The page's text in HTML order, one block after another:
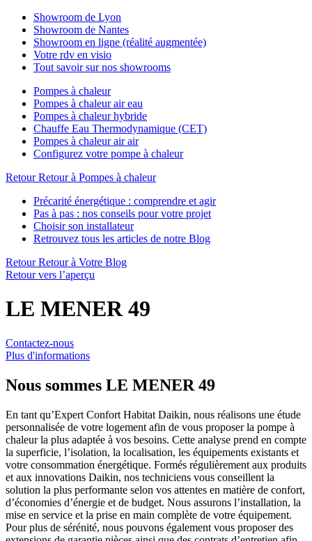
Showroom de Lyon
Showroom de Nantes
Showroom en ligne (réalité augmentée)
Votre rdv en visio
Tout savoir sur nos showrooms
Pompes à chaleur
Pompes à chaleur air eau
Pompes à chaleur hybride
Chauffe Eau Thermodynamique (CET)
Pompes à chaleur air air
Configurez votre pompe à chaleur
Retour Retour à Pompes à chaleur
Précarité énergétique : comprendre et agir
Pas à pas : nos conseils pour votre projet
Choisir son installateur
Retrouvez tous les articles de notre Blog
Retour Retour à Votre Blog
Retour vers l’aperçu
LE MENER 49
Contactez-nous
Plus d'informations
Nous sommes LE MENER 49
En tant qu’Expert Confort Habitat Daikin, nous réalisons une étude
personnalisée de votre logement afin de vous proposer la pompe à
chaleur la plus adaptée à vos besoins. Cette analyse prend en compte
la superficie, l’isolation, la localisation, les équipements existants et
votre consommation énergétique. Formés régulièrement aux produits
et aux innovations Daikin, nos techniciens vous conseillent la
solution la plus performante selon vos attentes en matière de confort,
d’économies d’énergie et de budget. Nous assurons l’installation, la
mise en service et la prise en main complète de votre équipement.
Pour plus de sérénité, nous pouvons également vous proposer des